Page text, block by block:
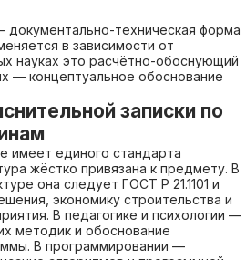
документально-техническая форма
в зависимости от
науках это расчётно-обоснующий
— концептуальное обоснование
записки по
имеет единого стандарта
жёстко привязана к предмету. В
она следует ГОСТ Р 21.1101 и
экономику строительства и
В педагогике и психологии —
методик и обоснование
В программировании —